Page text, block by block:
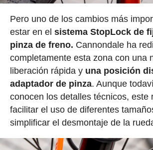
Pero uno de los cambios más
estar en el sistema StopLock de
pinza de freno. Cannondale ha
completamente esta zona con una
liberación rápida yuna posición
adaptador de pinza. Aunque
conocen los detalles técnicos, este
facilitar el uso de diferentes
simplificar el desmontaje de la